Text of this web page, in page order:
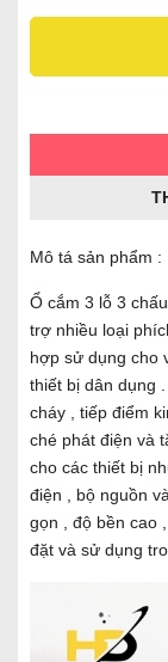
Mô tá sản phẩm :
Ổ cắm 3 lỗ 3
trợ nhiều loại
hợp sử dụng cho
thiết bị dân dụng
cháy , tiếp điểm
ché phát điện và
cho các thiết bị
điện , bộ nguồn
gọn , độ bền cao
đặt và sử dụng